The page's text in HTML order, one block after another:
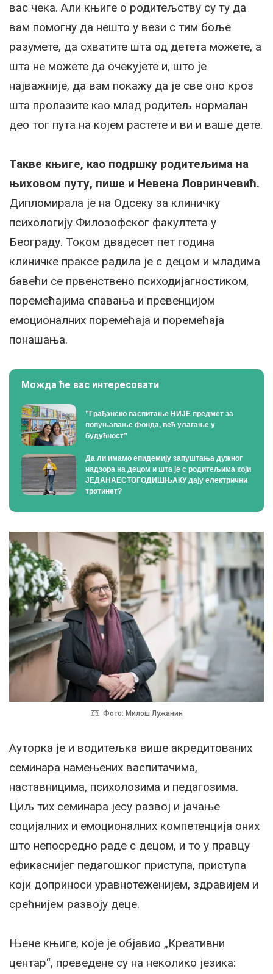
вас чека. Али књиге о родитељству су ту да
вам помогну да нешто у вези с тим боље
разумете, да схватите шта од детета можете, а
шта не можете да очекујете и, што је
најважније, да вам покажу да је све оно кроз
шта пролазите као млад родитељ нормалан
део тог пута на којем растете и ви и ваше дете.
Такве књиге, као подршку родитељима на
њиховом путу, пише и Невена Ловринчевић.
Дипломирала је на Одсеку за клиничку
психологију Филозофског факултета у
Београду. Током двадесет пет година
клиничке праксе радила је с децом и младима
бавећи се првенствено психодијагностиком,
поремећајима спавања и превенцијом
емоционалних поремећаја и поремећаја
понашања.
Можда ће вас интересовати
”Грађанско васпитање НИЈЕ предмет за
попуњавање фонда, већ улагање у
будућност”
Да ли имамо епидемију запуштања дужног
надзора на децом и шта је с родитељима који
ЈЕДАНАЕСТОГОДИШЊАКУ дају електрични
тротинет?
Фото: Милош Лужанин
Ауторка је и водитељка више акредитованих
семинара намењених васпитачима,
наставницима, психолозима и педагозима.
Циљ тих семинара јесу развој и јачање
социјалних и емоционалних компетенција оних
што непосредно раде с децом, и то у правцу
ефикаснијег педагошког приступа, приступа
који доприноси уравнотеженијем, здравијем и
срећнијем развоју деце.
Њене књиге, које је објавио „Креативни
центар“, преведене су на неколико језика: